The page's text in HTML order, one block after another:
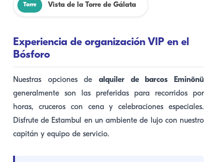
Torre Vista de la Torre de Gálata
Experiencia de organización VIP en el
Bósforo
Nuestras opciones de alquiler de barcos Eminönü
generalmente son las preferidas para recorridos por
horas, cruceros con cena y celebraciones especiales.
Disfrute de Estambul en un ambiente de lujo con nuestro
capitán y equipo de servicio.